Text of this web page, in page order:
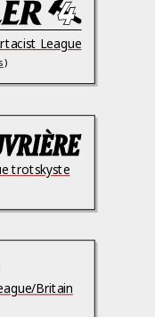
League
trotskyste
Britain